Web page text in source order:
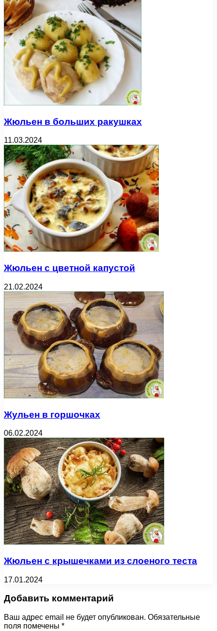
Жюльен в больших ракушках
11.03.2024
Жюльен с цветной капустой
21.02.2024
Жульен в горшочках
06.02.2024
Жюльен с крышечками из слоеного теста
17.01.2024
Добавить комментарий
Ваш адрес email не будет опубликован. Обязательные
поля помечены *